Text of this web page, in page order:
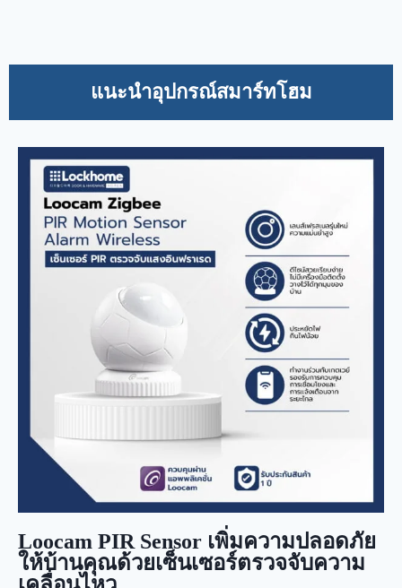
แนะนำอุปกรณ์สมาร์ทโฮม
Loocam PIR Sensor เพิ่มความปลอดภัย
ให้บ้านคุณด้วยเซ็นเซอร์ตรวจจับความ